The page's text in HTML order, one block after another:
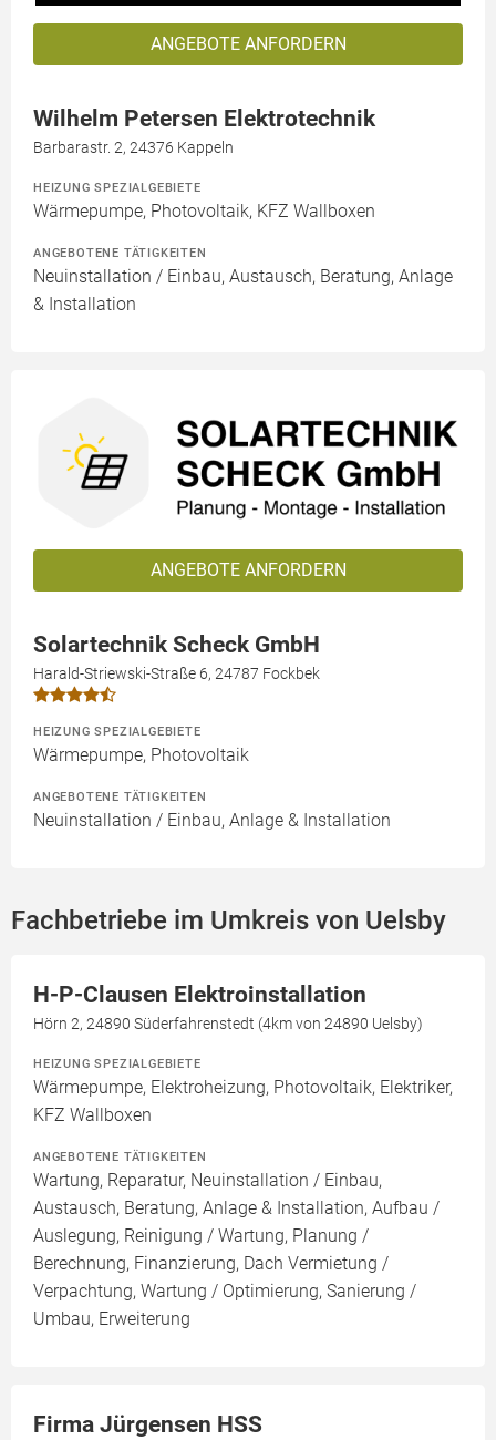
ANGEBOTE ANFORDERN
Wilhelm Petersen Elektrotechnik
Barbarastr. 2, 24376 Kappeln
HEIZUNG SPEZIALGEBIETE
Wärmepumpe, Photovoltaik, KFZ Wallboxen
ANGEBOTENE TÄTIGKEITEN
Neuinstallation / Einbau, Austausch, Beratung, Anlage
& Installation
ANGEBOTE ANFORDERN
Solartechnik Scheck GmbH
Harald-Striewski-Straße 6, 24787 Fockbek
HEIZUNG SPEZIALGEBIETE
Wärmepumpe, Photovoltaik
ANGEBOTENE TÄTIGKEITEN
Neuinstallation / Einbau, Anlage & Installation
Fachbetriebe im Umkreis von Uelsby
H-P-Clausen Elektroinstallation
Hörn 2, 24890 Süderfahrenstedt (4km von 24890 Uelsby)
HEIZUNG SPEZIALGEBIETE
Wärmepumpe, Elektroheizung, Photovoltaik, Elektriker,
KFZ Wallboxen
ANGEBOTENE TÄTIGKEITEN
Wartung, Reparatur, Neuinstallation / Einbau,
Austausch, Beratung, Anlage & Installation, Aufbau /
Auslegung, Reinigung / Wartung, Planung /
Berechnung, Finanzierung, Dach Vermietung /
Verpachtung, Wartung / Optimierung, Sanierung /
Umbau, Erweiterung
Firma Jürgensen HSS